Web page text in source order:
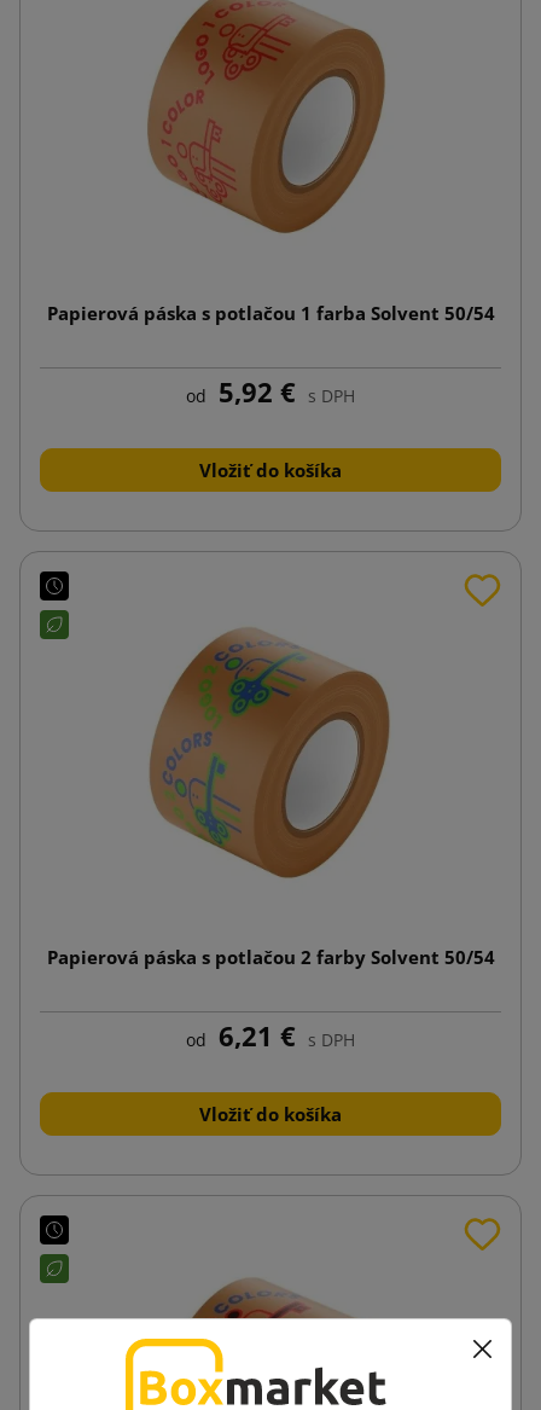
Papierová páska s potlačou 1 farba Solvent 50/54
od 5,92 € s DPH
Vložiť do košíka
Papierová páska s potlačou 2 farby Solvent 50/54
od 6,21 € s DPH
Vložiť do košíka